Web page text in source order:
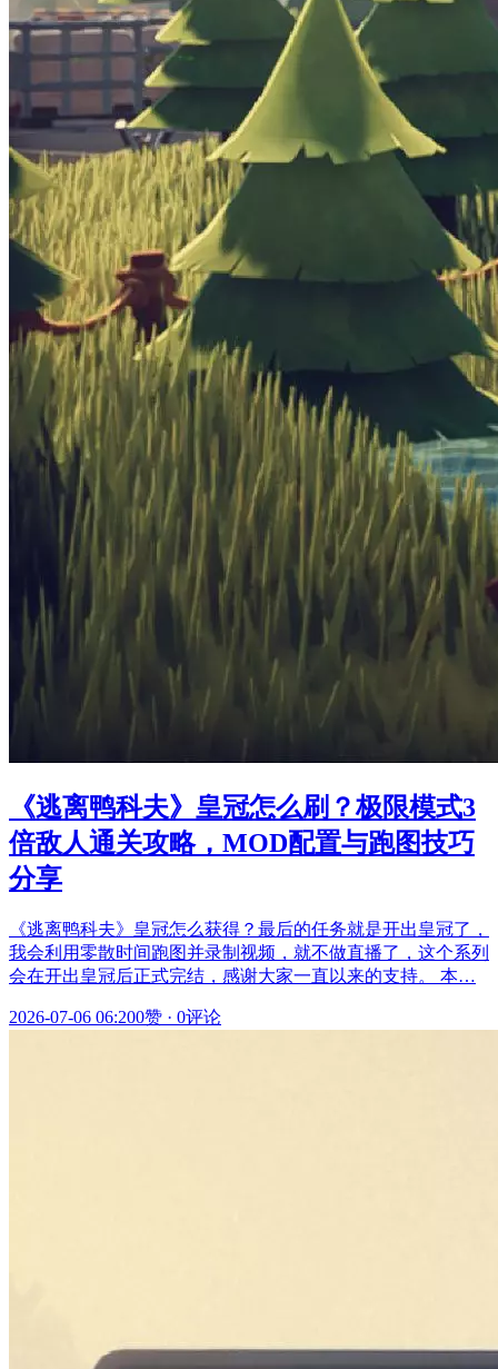
《逃离鸭科夫》皇冠怎么刷？极限模式3
倍敌人通关攻略，MOD配置与跑图技巧
分享
《逃离鸭科夫》皇冠怎么获得？最后的任务就是开出皇冠了，
我会利用零散时间跑图并录制视频，就不做直播了，这个系列
会在开出皇冠后正式完结，感谢大家一直以来的支持。 本…
2026-07-06 06:200赞 · 0评论